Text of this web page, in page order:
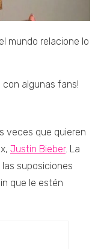
mundo relacione lo
con algunas fans!
veces que quieren
Justin Bieber. La
suposiciones
que le estén